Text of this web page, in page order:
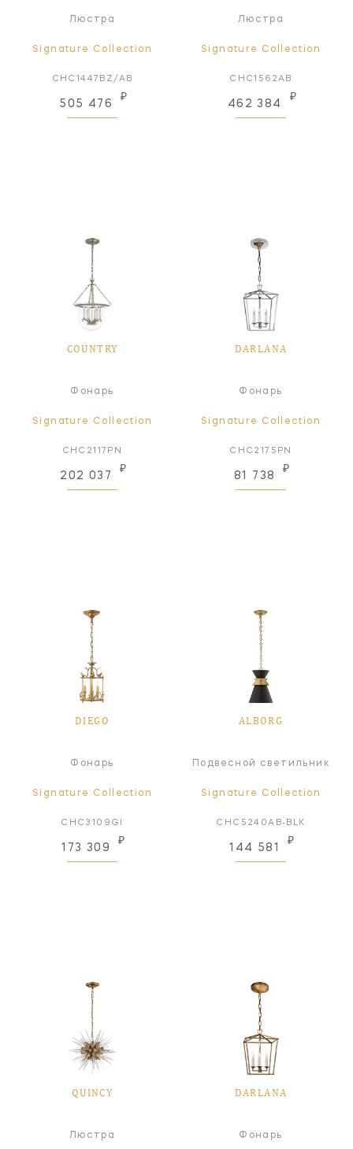
Люстра
Signature Collection
CHC1447BZ/AB
505 476
₽
Люстра
Signature Collection
CHC1562AB
462 384
₽
COUNTRY
Фонарь
Signature Collection
CHC2117PN
202 037
₽
DARLANA
Фонарь
Signature Collection
CHC2175PN
81 738
₽
DIEGO
Фонарь
Signature Collection
CHC3109GI
173 309
₽
ALBORG
Подвесной светильник
Signature Collection
CHC5240AB-BLK
144 581
₽
QUINCY
Люстра
DARLANA
Фонарь